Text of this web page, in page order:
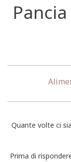
Quante volte ci
Prima di